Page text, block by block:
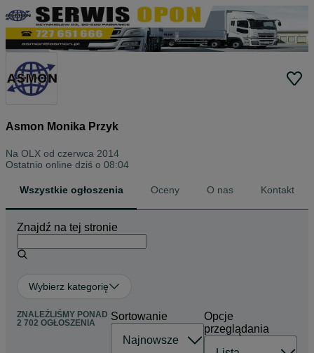
Asmon Monika Przyk
Na OLX od czerwca 2014
Ostatnio online dziś o 08:04
Wszystkie ogłoszenia Oceny O nas Kontakt
Znajdź na tej stronie
Wybierz kategorię
ZNALEŹLIŚMY PONAD
2 702 OGŁOSZENIA
Sortowanie
Opcje
przeglądania